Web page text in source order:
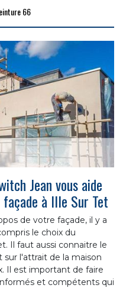
66
Jean vous aide
à Ille Sur Tet
de votre façade, il y a
le choix du
Il faut aussi connaitre le
l'attrait de la maison
Il est important de faire
et compétents qui